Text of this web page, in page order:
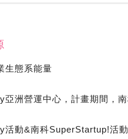
生態系能量
洲營運中心，計畫期間，南
動&南科SuperStartup!活動